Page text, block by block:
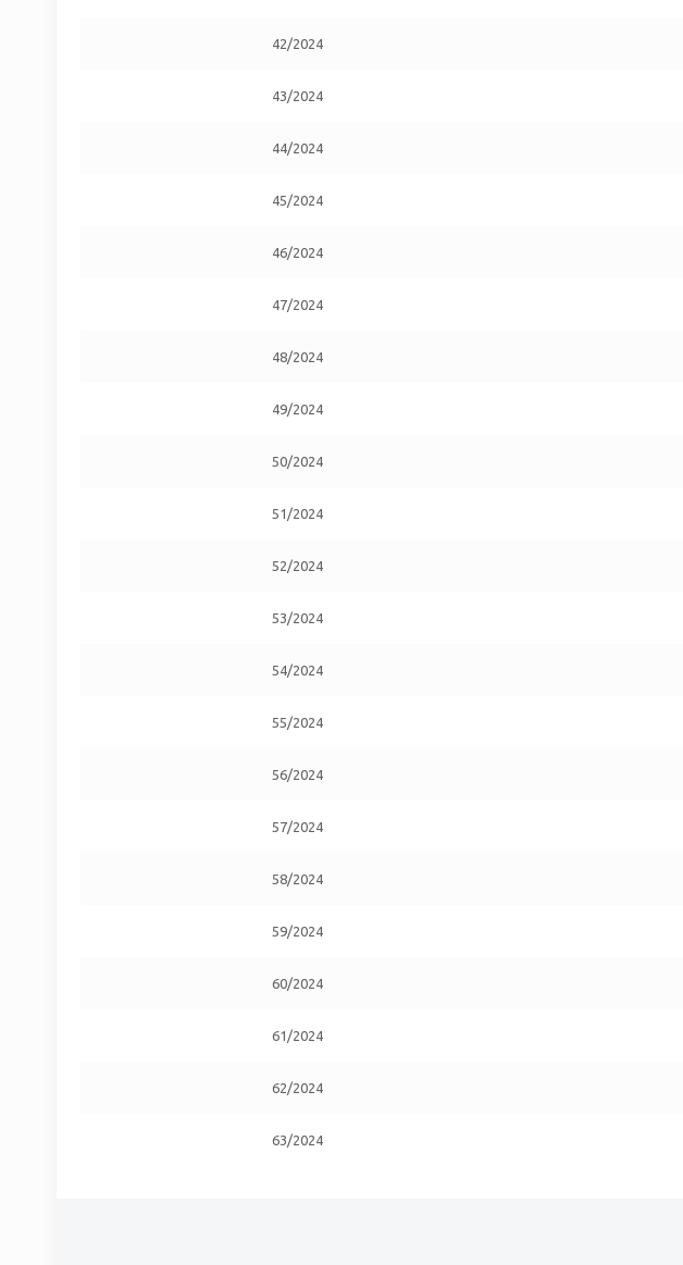
42/2024
43/2024
44/2024
45/2024
46/2024
47/2024
48/2024
49/2024
50/2024
51/2024
52/2024
53/2024
54/2024
55/2024
56/2024
57/2024
58/2024
59/2024
60/2024
61/2024
62/2024
63/2024